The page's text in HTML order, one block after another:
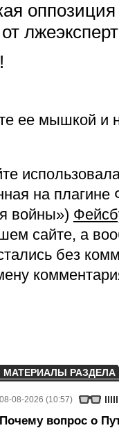
ее мышкой и
на
войны»)
сайте, а
без
МАТЕРИАЛЫ РАЗДЕЛА
08-08-2026 (10:57)
Почему вопрос о